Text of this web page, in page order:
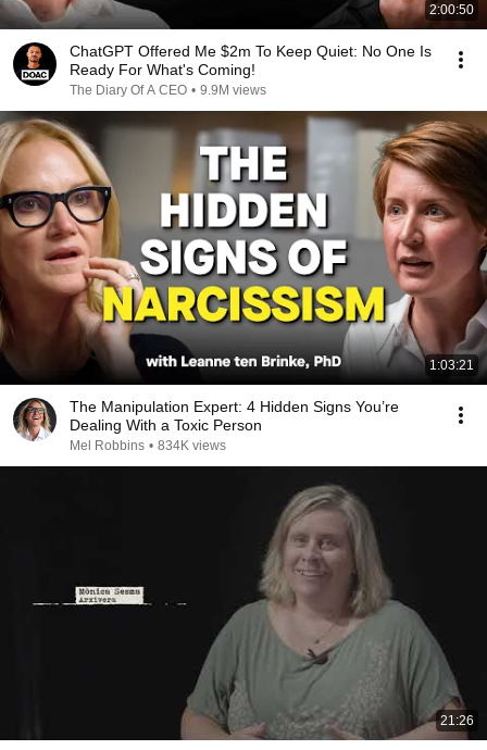
2:00:50
ChatGPT Offered Me $2m To Keep Quiet: No One Is
Ready For What's Coming!
The Diary Of A CEO • 9.9M views
1:03:21
The Manipulation Expert: 4 Hidden Signs You’re
Dealing With a Toxic Person
Mel Robbins • 834K views
21:26